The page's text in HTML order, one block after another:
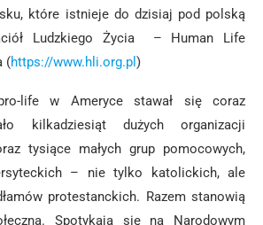
które istnieje do dzisiaj pod polską
Ludzkiego Życia – Human Life
(https://www.hli.org.pl )
life w Ameryce stawał się coraz
kilkadziesiąt dużych organizacji
tysiące małych grup pomocowych,
– nie tylko katolickich, ale
protestanckich. Razem stanowią
Spotykają się na Narodowym